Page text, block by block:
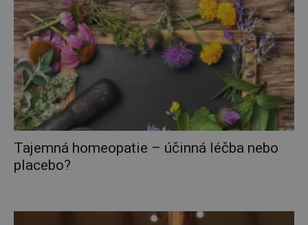
Tajemná homeopatie – účinná léčba nebo
placebo?